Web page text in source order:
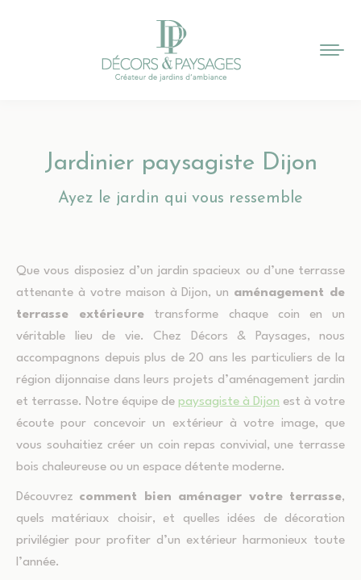
Jardinier paysagiste Dijon
Ayez le jardin qui vous ressemble
Vous êtes ici :
Que vous disposiez d’un jardin spacieux ou d’une terrasse
attenante à votre maison à Dijon, un aménagement de
terrasse extérieure transforme chaque coin en un
véritable lieu de vie. Chez Décors & Paysages, nous
accompagnons depuis plus de 20 ans les particuliers de la
région dijonnaise dans leurs projets d’aménagement jardin
et terrasse. Notre équipe de paysagiste à Dijon est à votre
écoute pour concevoir un extérieur à votre image, que
vous souhaitiez créer un coin repas convivial, une terrasse
bois chaleureuse ou un espace détente moderne.
Découvrez comment bien aménager votre terrasse,
quels matériaux choisir, et quelles idées de décoration
privilégier pour profiter d’un extérieur harmonieux toute
l’année.